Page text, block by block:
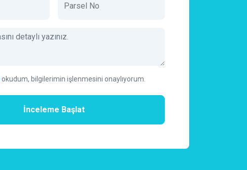
okudum, bilgilerimin işlenmesini onaylıyorum.
İnceleme Başlat